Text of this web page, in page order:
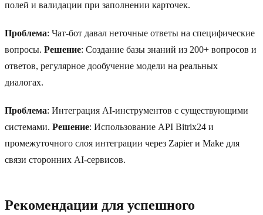
полей и валидации при заполнении карточек.
Проблема: Чат-бот давал неточные ответы на специфические
вопросы. Решение: Создание базы знаний из 200+ вопросов и
ответов, регулярное дообучение модели на реальных
диалогах.
Проблема: Интеграция AI-инструментов с существующими
системами. Решение: Использование API Bitrix24 и
промежуточного слоя интеграции через Zapier и Make для
связи сторонних AI-сервисов.
Рекомендации для успешного